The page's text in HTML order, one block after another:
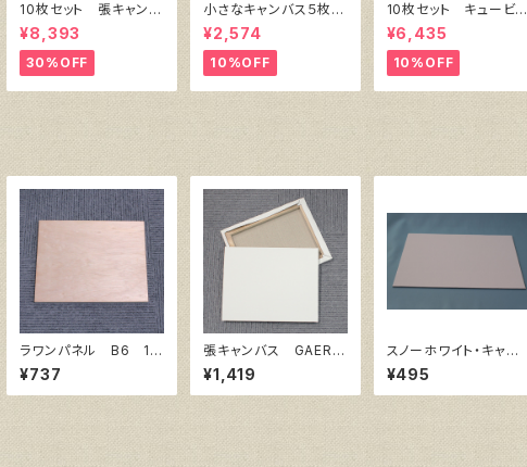
10枚セット 張キャンバ
ス SnowWhite SPC
（綿・ポリエステル）F6
410㎜×318㎜
¥8,393
30%OFF
小さなキャンバス５枚セ
ット（麻キャンバス裏面
張り）
¥2,574
10%OFF
10枚セット キュービッ
ク・キャンバス白（縦150
㎜×横150㎜×厚38㎜）
¥6,435
10%OFF
ラワンパネル B6 18
2㎜×128㎜
¥737
張キャンバス GAERA
F 6号
¥1,419
スノーホワイト・キャン
バスボード F4 サイ
ズ 333㎜x242㎜
¥495